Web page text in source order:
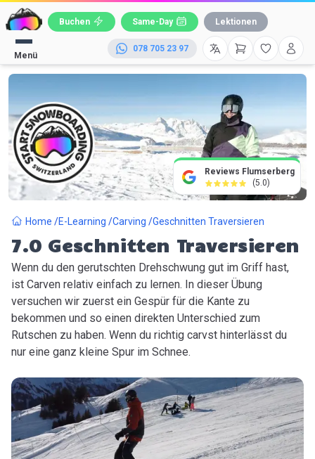
Buchen Same-Day Lektionen
Menü
078 705 23 97
Reviews Flumserberg
(5.0)
Home E-Learning Carving Geschnitten Traversieren
7.0 Geschnitten Traversieren
Wenn du den gerutschten Drehschwung gut im Griff hast,
ist Carven relativ einfach zu lernen. In dieser Übung
versuchen wir zuerst ein Gespür für die Kante zu
bekommen und so einen direkten Unterschied zum
Rutschen zu haben. Wenn du richtig carvst hinterlässt du
nur eine ganz kleine Spur im Schnee.